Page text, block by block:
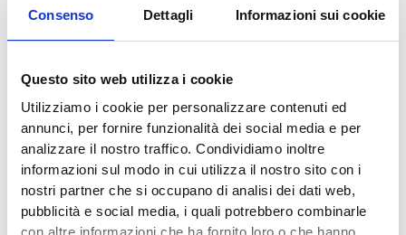
Consenso Dettagli Informazioni sui cookie
Questo sito web utilizza i cookie
Utilizziamo i cookie per personalizzare contenuti ed
annunci, per fornire funzionalità dei social media e per
analizzare il nostro traffico. Condividiamo inoltre
informazioni sul modo in cui utilizza il nostro sito con i
nostri partner che si occupano di analisi dei dati web,
pubblicità e social media, i quali potrebbero combinarle
con altre informazioni che ha fornito loro o che hanno